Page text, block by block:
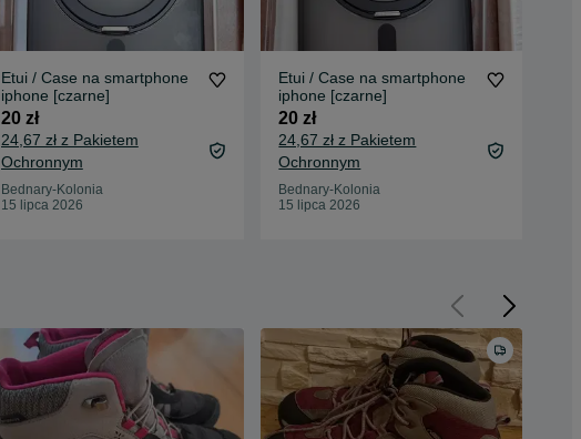
Etui / Case na smartphone
iphone [czarne]
20 zł
24,67 zł z Pakietem
Ochronnym
Bednary-Kolonia
15 lipca 2026
Etui / Case na smartphone
iphone [czarne]
20 zł
24,67 zł z Pakietem
Ochronnym
Bednary-Kolonia
15 lipca 2026